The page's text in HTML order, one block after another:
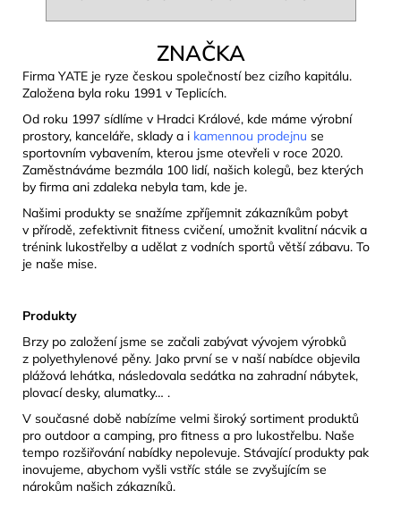
ZNAČKA
Firma YATE je ryze českou společností bez cizího kapitálu.
Založena byla roku 1991 v Teplicích.
Od roku 1997 sídlíme v Hradci Králové, kde máme výrobní
prostory, kanceláře, sklady a i kamennou prodejnu se
sportovním vybavením, kterou jsme otevřeli v roce 2020.
Zaměstnáváme bezmála 100 lidí, našich kolegů, bez kterých
by firma ani zdaleka nebyla tam, kde je.
Našimi produkty se snažíme zpříjemnit zákazníkům pobyt
v přírodě, zefektivnit fitness cvičení, umožnit kvalitní nácvik a
trénink lukostřelby a udělat z vodních sportů větší zábavu. To
je naše mise.
Produkty
Brzy po založení jsme se začali zabývat vývojem výrobků
z polyethylenové pěny. Jako první se v naší nabídce objevila
plážová lehátka, následovala sedátka na zahradní nábytek,
plovací desky, alumatky… .
V současné době nabízíme velmi široký sortiment produktů
pro outdoor a camping, pro fitness a pro lukostřelbu. Naše
tempo rozšiřování nabídky nepolevuje. Stávající produkty pak
inovujeme, abychom vyšli vstříc stále se zvyšujícím se
nárokům našich zákazníků.